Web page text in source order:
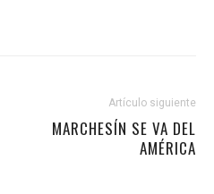
Artículo siguiente
MARCHESÍN SE VA DEL
AMÉRICA